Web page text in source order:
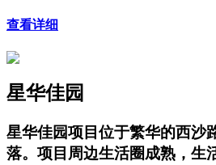
查看详细
星华佳园
星华佳园项目位于繁华的西沙
落。项目周边生活圈成熟，生